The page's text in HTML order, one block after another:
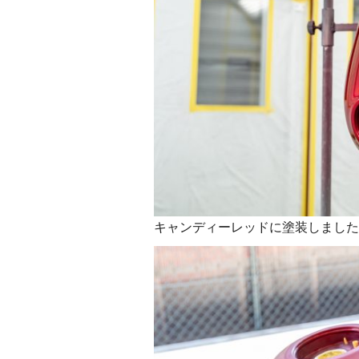
キャンディーレッドに塗装しまし